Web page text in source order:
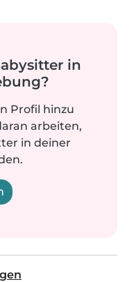
in
Profil hinzu
arbeiten,
in deiner